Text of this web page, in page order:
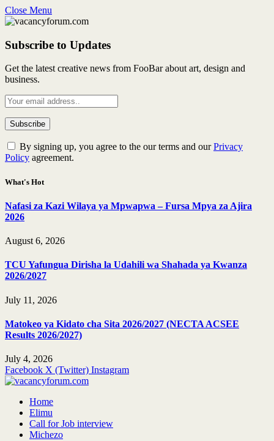
Close Menu
Subscribe to Updates
Get the latest creative news from FooBar about art, design and
business.
By signing up, you agree to the our terms and ourPrivacy
Policy agreement.
What's Hot
Nafasi za Kazi Wilaya ya Mpwapwa – Fursa Mpya za Ajira
2026
August 6, 2026
TCU Yafungua Dirisha la Udahili wa Shahada ya Kwanza
2026/2027
July 11, 2026
Matokeo ya Kidato cha Sita 2026/2027 (NECTA ACSEE
Results 2026/2027)
July 4, 2026
Facebook X (Twitter) Instagram
Home
Elimu
Call for Job interview
Michezo